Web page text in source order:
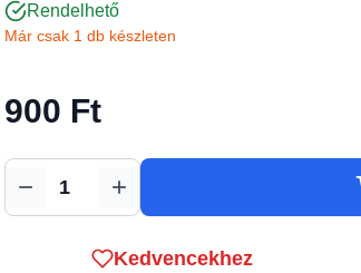
Rendelhető
Már csak 1 db készleten
900 Ft
Mennyiség
Kedvencekhez